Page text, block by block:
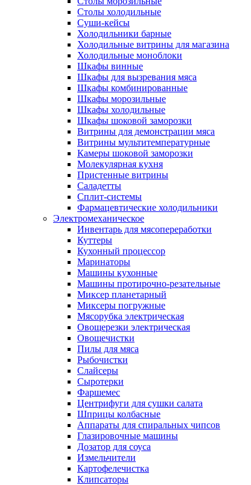
Столы холодильные
Суши-кейсы
Холодильники барные
Холодильные витрины для магазина
Холодильные моноблоки
Шкафы винные
Шкафы для вызревания мяса
Шкафы комбинированные
Шкафы морозильные
Шкафы холодильные
Шкафы шоковой заморозки
Витрины для демонстрации мяса
Витрины мультитемпературные
Камеры шоковой заморозки
Молекулярная кухня
Пристенные витрины
Саладетты
Сплит-системы
Фармацевтические холодильники
Электромеханическое
Инвентарь для мясопереработки
Куттеры
Кухонный процессор
Маринаторы
Машины кухонные
Машины протирочно-резательные
Миксер планетарный
Миксеры погружные
Мясорубка электрическая
Овощерезки электрическая
Овощечистки
Пилы для мяса
Рыбочистки
Слайсеры
Сыротерки
Фаршемес
Центрифуги для сушки салата
Шприцы колбасные
Аппараты для спиральных чипсов
Глазировочные машины
Дозатор для соуса
Измельчители
Картофелечистка
Клипсаторы